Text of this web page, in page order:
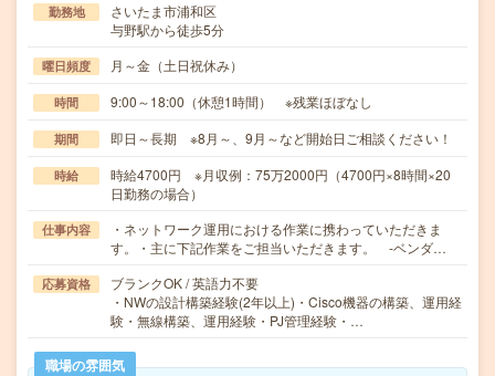
勤務地
さいたま市浦和区
与野駅から徒歩5分
曜日頻度 月～金（土日祝休み）
時間 9:00～18:00（休憩1時間） ※残業ほぼなし
期間 即日～長期 ※8月～、9月～など開始日ご相談ください！
時給
時給4700円 ※月収例：75万2000円（4700円×8時間×20
日勤務の場合）
仕事内容
・ネットワーク運用における作業に携わっていただきま
す。・主に下記作業をご担当いただきます。 -ベンダ…
応募資格
ブランクOK / 英語力不要
・NWの設計構築経験(2年以上)・Cisco機器の構築、運用経
験・無線構築、運用経験・PJ管理経験・…
職場の雰囲気